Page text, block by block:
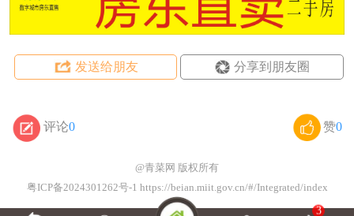
发送给朋友 分享到朋友圈
评论0 赞0
@青菜网 版权所有
粤ICP备2024301262号-1 https://beian.miit.gov.cn/#/Integrated/index
3